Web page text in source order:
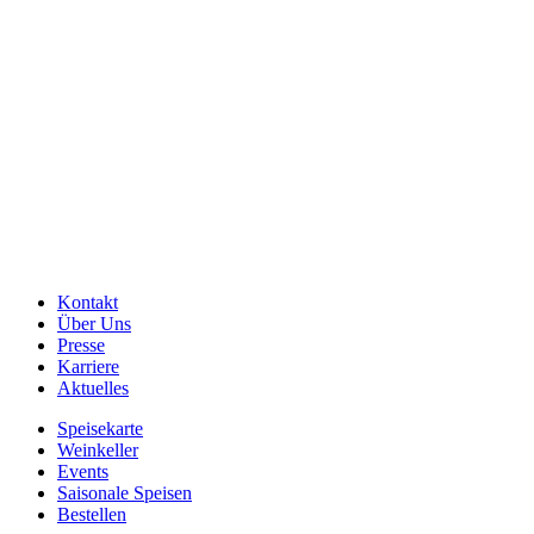
Kontakt
Über Uns
Presse
Karriere
Aktuelles
Speisekarte
Weinkeller
Events
Saisonale Speisen
Bestellen